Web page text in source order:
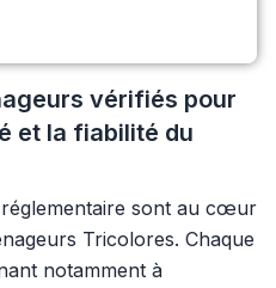
vérifiés pour
et la fiabilité du
sont au cœur
Tricolores. Chaque
notamment à